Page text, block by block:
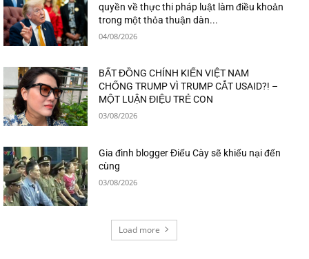
quyền về thực thi pháp luật làm điều khoản
trong một thỏa thuận dàn...
04/08/2026
BẤT ĐỒNG CHÍNH KIẾN VIỆT NAM
CHỐNG TRUMP VÌ TRUMP CẮT USAID?! –
MỘT LUẬN ĐIỆU TRẺ CON
03/08/2026
Gia đình blogger Điếu Cày sẽ khiếu nại đến
cùng
03/08/2026
Load more